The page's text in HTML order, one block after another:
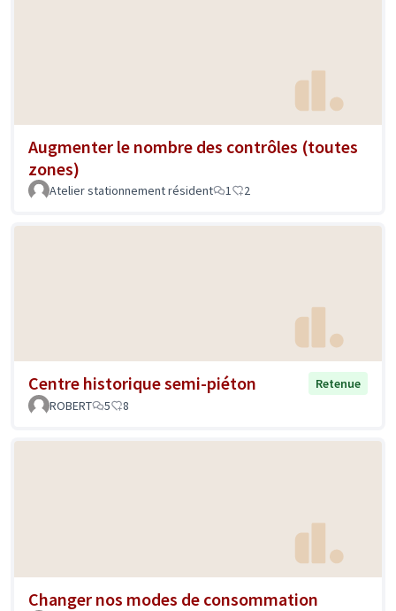
Augmenter le nombre des contrôles (toutes
zones)
Atelier stationnement résident 1 2
Centre historique semi-piéton
Retenue
ROBERT
5 8
Changer nos modes de consommation